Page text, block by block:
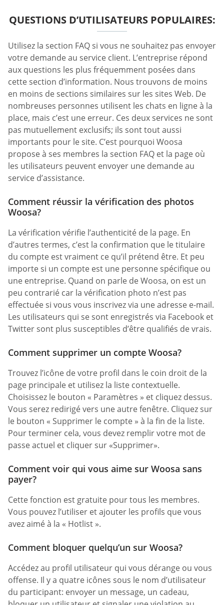
QUESTIONS D’UTILISATEURS POPULAIRES:
Utilisez la section FAQ si vous ne souhaitez pas envoyer
votre demande au service client. L’entreprise répond
aux questions les plus fréquemment posées dans
cette section d’information. Nous trouvons de moins
en moins de sections similaires sur les sites Web. De
nombreuses personnes utilisent les chats en ligne à la
place, mais c’est une erreur. Ces deux services ne sont
pas mutuellement exclusifs; ils sont tout aussi
importants pour le site. C’est pourquoi Woosa
propose à ses membres la section FAQ et la page où
les utilisateurs peuvent envoyer une demande au
service d’assistance.
Comment réussir la vérification des photos
Woosa?
La vérification vérifie l’authenticité de la page. En
d’autres termes, c’est la confirmation que le titulaire
du compte est vraiment ce qu’il prétend être. Et peu
importe si un compte est une personne spécifique ou
une entreprise. Quand on parle de Woosa, on est un
peu contrarié car la vérification photo n’est pas
effectuée si vous vous inscrivez via une adresse e-mail.
Les utilisateurs qui se sont enregistrés via Facebook et
Twitter sont plus susceptibles d’être qualifiés de vrais.
Comment supprimer un compte Woosa?
Trouvez l’icône de votre profil dans le coin droit de la
page principale et utilisez la liste contextuelle.
Choisissez le bouton « Paramètres » et cliquez dessus.
Vous serez redirigé vers une autre fenêtre. Cliquez sur
le bouton « Supprimer le compte » à la fin de la liste.
Pour terminer cela, vous devez remplir votre mot de
passe actuel et cliquer sur «Supprimer».
Comment voir qui vous aime sur Woosa sans
payer?
Cette fonction est gratuite pour tous les membres.
Vous pouvez l’utiliser et ajouter les profils que vous
avez aimé à la « Hotlist ».
Comment bloquer quelqu’un sur Woosa?
Accédez au profil utilisateur qui vous dérange ou vous
offense. Il y a quatre icônes sous le nom d’utilisateur
du participant: envoyer un message, un cadeau,